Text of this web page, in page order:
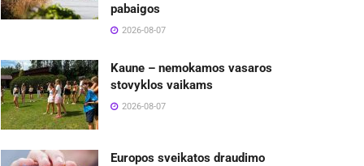
pabaigos
2026-08-07
Kaune – nemokamos vasaros
stovyklos vaikams
2026-08-07
Europos sveikatos draudimo